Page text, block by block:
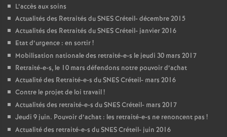
L’accès aux soins
Actualités des Retraités duSNESCréteil- décembre 2015
Actualités des Retraités duSNESCréteil- janvier 2016
Etat d’urgence : en sortir!
Mobilisation nationale des retraité-e-s le jeudi 30 mars 2017
Retraité-e-s, le 10 mars défendons notre pouvoir d’achat
Actualité des Retraité-e-s duSNESCréteil- mars 2016
Contre le projet de loi travail!
Actualités des retraité-e-s duSNESCréteil- mars 2017
Jeudi 9 juin. Pouvoir d’achat : les retraité-e-s ne renoncent pas !
Actualité des retraité-e-s duSNESCréteil- juin 2016